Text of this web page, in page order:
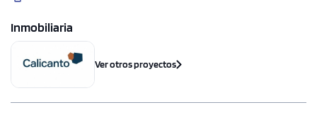
Inmobiliaria
Ver otros proyectos